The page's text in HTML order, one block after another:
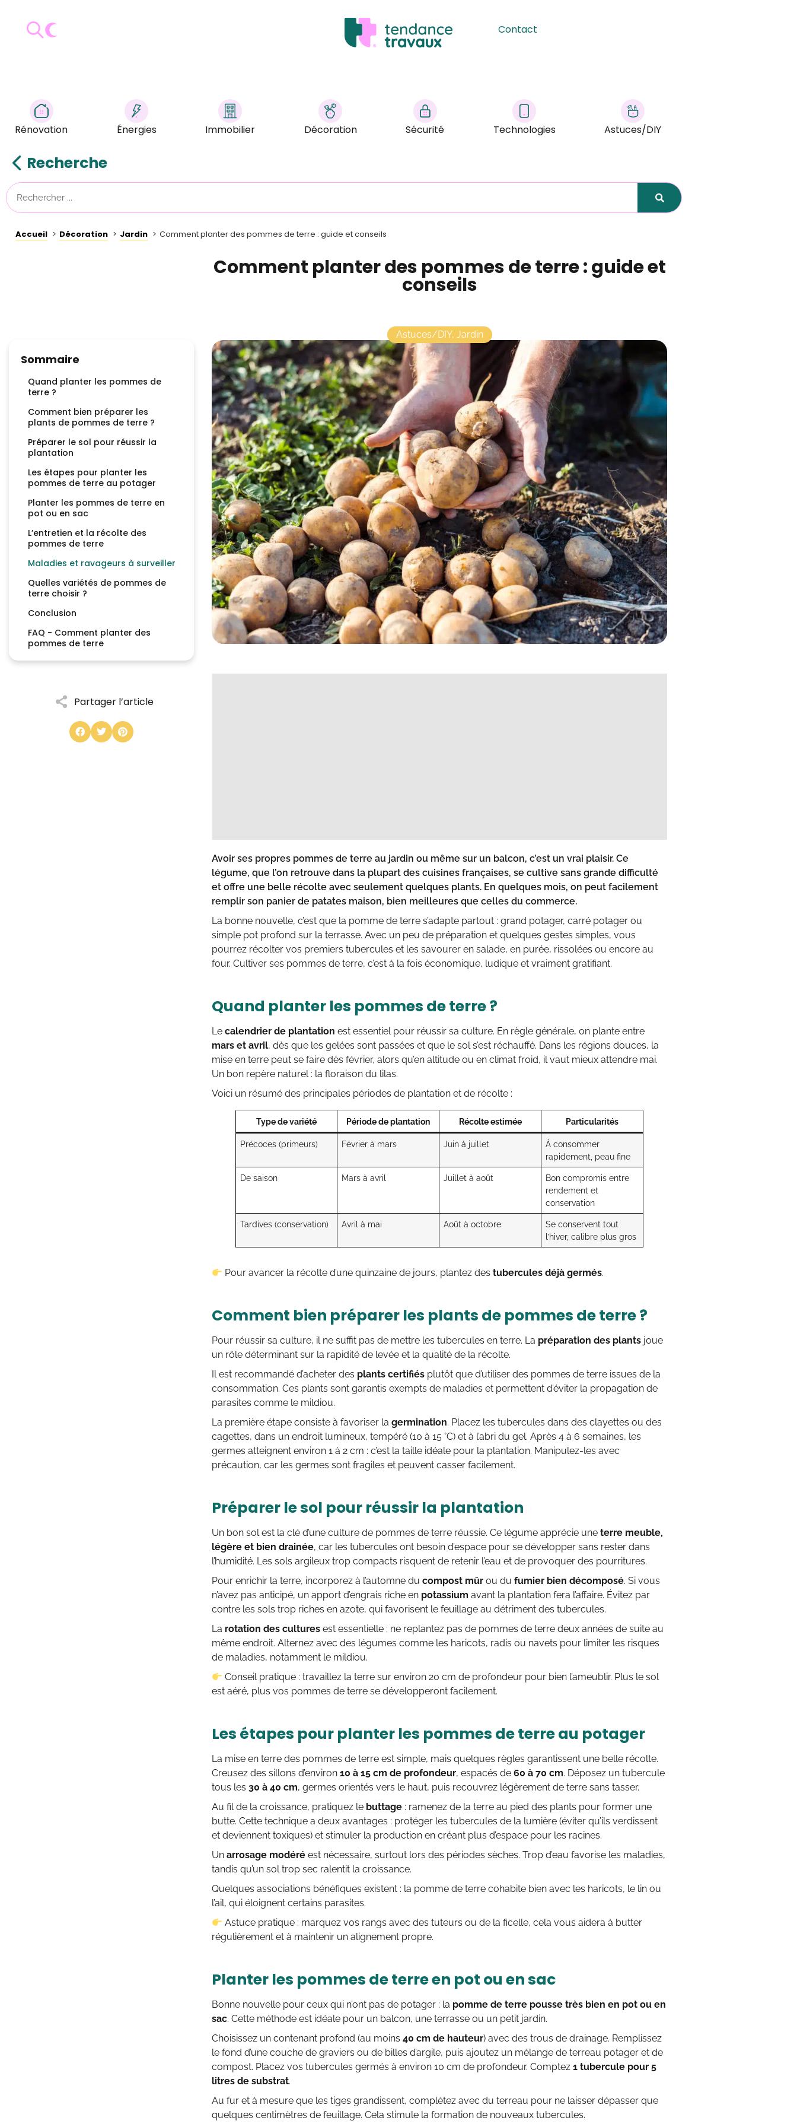
Contact
Rénovation Énergies Immobilier Décoration Sécurité Technologies Astuces/DIY
Recherche
Accueil Décoration Jardin Comment planter des pommes de terre : guide et conseils
Sommaire
Quand planter les pommes de
terre ?
Comment bien préparer les
plants de pommes de terre ?
Préparer le sol pour réussir la
plantation
Les étapes pour planter les
pommes de terre au potager
Planter les pommes de terre en
pot ou en sac
L’entretien et la récolte des
pommes de terre
Maladies et ravageurs à surveiller
Quelles variétés de pommes de
terre choisir ?
Conclusion
FAQ - Comment planter des
pommes de terre
Partager l’article
Comment planter des pommes de terre : guide et
conseils
Astuces/DIY, Jardin
Avoir ses propres pommes de terre au jardin ou même sur un balcon, c’est un vrai plaisir. Ce
légume, que l’on retrouve dans la plupart des cuisines françaises, se cultive sans grande difficulté
et offre une belle récolte avec seulement quelques plants. En quelques mois, on peut facilement
remplir son panier de patates maison, bien meilleures que celles du commerce.
La bonne nouvelle, c’est que la pomme de terre s’adapte partout : grand potager, carré potager ou
simple pot profond sur la terrasse. Avec un peu de préparation et quelques gestes simples, vous
pourrez récolter vos premiers tubercules et les savourer en salade, en purée, rissolées ou encore au
four. Cultiver ses pommes de terre, c’est à la fois économique, ludique et vraiment gratifiant.
Quand planter les pommes de terre ?
Le calendrier de plantation est essentiel pour réussir sa culture. En règle générale, on plante entre
mars et avril, dès que les gelées sont passées et que le sol s’est réchauffé. Dans les régions douces, la
mise en terre peut se faire dès février, alors qu’en altitude ou en climat froid, il vaut mieux attendre mai.
Un bon repère naturel : la floraison du lilas.
Voici un résumé des principales périodes de plantation et de récolte :
Type de variété Période de plantation Récolte estimée Particularités
Précoces (primeurs) Février à mars Juin à juillet
À consommer
rapidement, peau fine
De saison Mars à avril Juillet à août
Bon compromis entre
rendement et
conservation
Tardives (conservation) Avril à mai Août à octobre
Se conservent tout
l’hiver, calibre plus gros
Pour avancer la récolte d’une quinzaine de jours, plantez destubercules déjà germés.
Comment bien préparer les plants de pommes de terre ?
Pour réussir sa culture, il ne suffit pas de mettre les tubercules en terre. La préparation des plants joue
un rôle déterminant sur la rapidité de levée et la qualité de la récolte.
Il est recommandé d’acheter des plants certifiés plutôt que d’utiliser des pommes de terre issues de la
consommation. Ces plants sont garantis exempts de maladies et permettent d’éviter la propagation de
parasites comme le mildiou.
La première étape consiste à favoriser la germination. Placez les tubercules dans des clayettes ou des
cagettes, dans un endroit lumineux, tempéré (10 à 15 °C) et à l’abri du gel. Après 4 à 6 semaines, les
germes atteignent environ 1 à 2 cm : c’est la taille idéale pour la plantation. Manipulez-les avec
précaution, car les germes sont fragiles et peuvent casser facilement.
Préparer le sol pour réussir la plantation
Un bon sol est la clé d’une culture de pommes de terre réussie. Ce légume apprécie une terre meuble,
légère et bien drainée, car les tubercules ont besoin d’espace pour se développer sans rester dans
l’humidité. Les sols argileux trop compacts risquent de retenir l’eau et de provoquer des pourritures.
Pour enrichir la terre, incorporez à l’automne du compost mûr ou du fumier bien décomposé. Si vous
n’avez pas anticipé, un apport d’engrais riche en potassium avant la plantation fera l’affaire. Évitez par
contre les sols trop riches en azote, qui favorisent le feuillage au détriment des tubercules.
La rotation des cultures est essentielle : ne replantez pas de pommes de terre deux années de suite au
même endroit. Alternez avec des légumes comme les haricots, radis ou navets pour limiter les risques
de maladies, notamment le mildiou.
Conseil pratique : travaillez la terre sur environ 20 cm de profondeur pour bien l’ameublir. Plus le sol
est aéré, plus vos pommes de terre se développeront facilement.
Les étapes pour planter les pommes de terre au potager
La mise en terre des pommes de terre est simple, mais quelques règles garantissent une belle récolte.
Creusez des sillons d’environ 10 à 15 cm de profondeur, espacés de 60 à 70 cm. Déposez un tubercule
tous les 30 à 40 cm, germes orientés vers le haut, puis recouvrez légèrement de terre sans tasser.
Au fil de la croissance, pratiquez le buttage : ramenez de la terre au pied des plants pour former une
butte. Cette technique a deux avantages : protéger les tubercules de la lumière (éviter qu’ils verdissent
et deviennent toxiques) et stimuler la production en créant plus d’espace pour les racines.
Un arrosage modéré est nécessaire, surtout lors des périodes sèches. Trop d’eau favorise les maladies,
tandis qu’un sol trop sec ralentit la croissance.
Quelques associations bénéfiques existent : la pomme de terre cohabite bien avec les haricots, le lin ou
l’ail, qui éloignent certains parasites.
Astuce pratique : marquez vos rangs avec des tuteurs ou de la ficelle, cela vous aidera à butter
régulièrement et à maintenir un alignement propre.
Planter les pommes de terre en pot ou en sac
Bonne nouvelle pour ceux qui n’ont pas de potager : la pomme de terre pousse très bien en pot ou en
sac. Cette méthode est idéale pour un balcon, une terrasse ou un petit jardin.
Choisissez un contenant profond (au moins 40 cm de hauteur) avec des trous de drainage. Remplissez
le fond d’une couche de graviers ou de billes d’argile, puis ajoutez un mélange de terreau potager et de
compost. Placez vos tubercules germés à environ 10 cm de profondeur. Comptez 1 tubercule pour 5
litres de substrat.
Au fur et à mesure que les tiges grandissent, complétez avec du terreau pour ne laisser dépasser que
quelques centimètres de feuillage. Cela stimule la formation de nouveaux tubercules.